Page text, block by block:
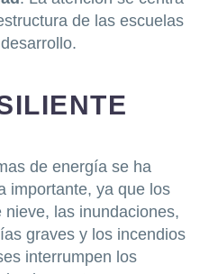
de las escuelas
de energía se ha
importante, ya que los
las inundaciones,
graves y los incendios
interrumpen los